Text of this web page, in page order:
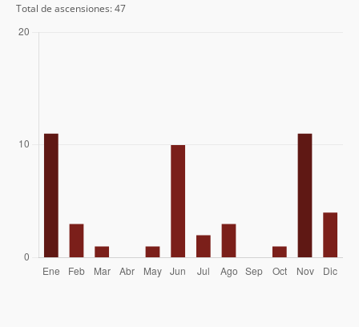
30/01/07 Joaquin Barañao, Ricki Sheldon
30/11/06 Álvaro Vivanco
Total de ascensiones: 47